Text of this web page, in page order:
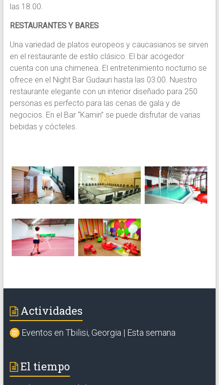
las 18.00.
RESTAURANTES Y BARES
Una variedad de platos europeos y caucasianos se sirven
en el restaurante de estilo clásico. El bar acogedor
cuenta con una chimenea. El entretenimiento nocturno se
ofrece en el Night Bar Gudauri hasta las 03:00. Nuestro
restaurante elegante con un interior diseñado para 250
personas es perfecto para las cenas de gala y de
negocios. En el Bar “Kamin” se puede disfrutar de varias
bebidas y cócteles.
Actividades
Eventos en Tbilisi, Georgia | Esta semana
El tiempo